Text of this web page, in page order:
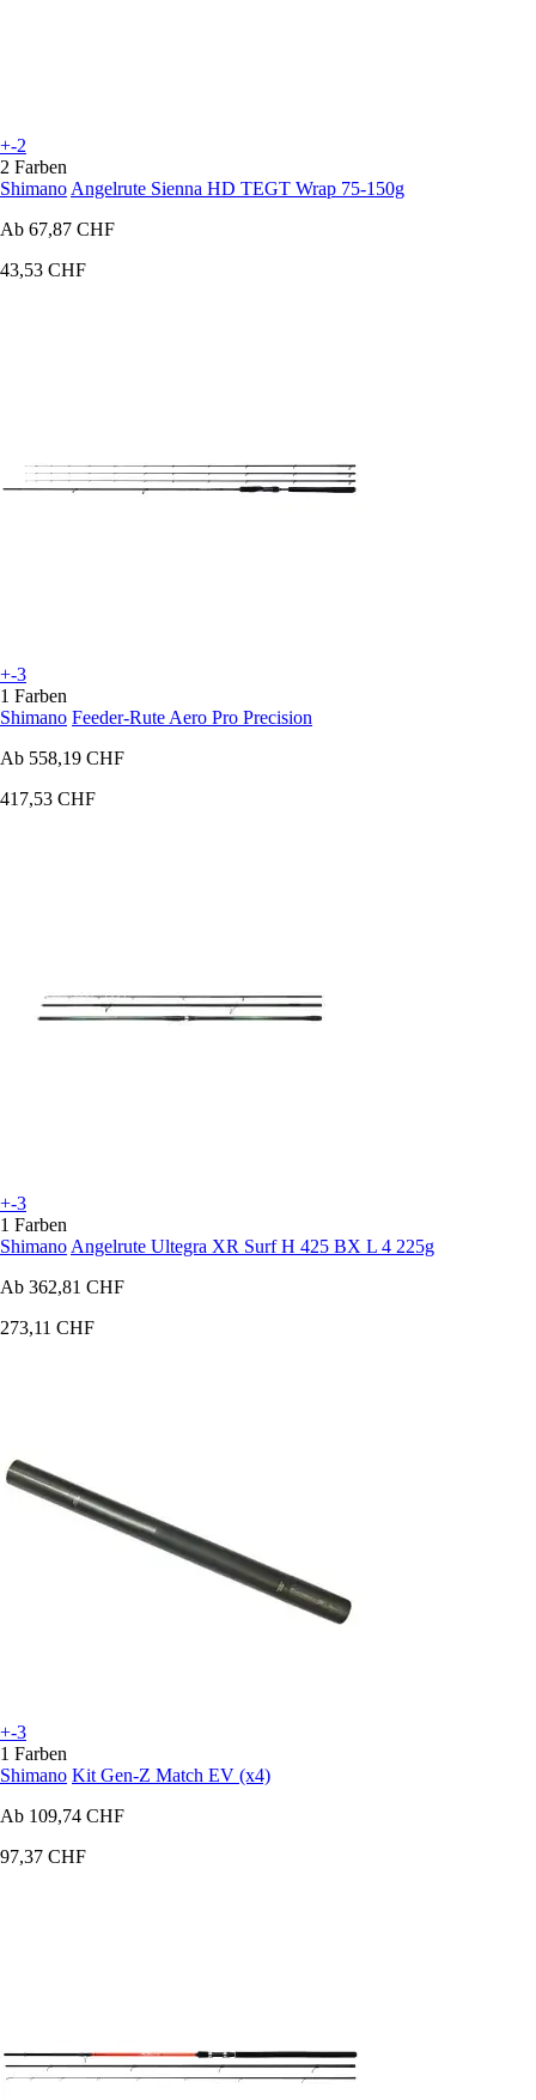
+-2
2 Farben
Shimano Angelrute Sienna HD TEGT Wrap 75-150g
Ab 67,87 CHF
43,53 CHF
+-3
1 Farben
Shimano Feeder-Rute Aero Pro Precision
Ab 558,19 CHF
417,53 CHF
+-3
1 Farben
Shimano Angelrute Ultegra XR Surf H 425 BX L 4 225g
Ab 362,81 CHF
273,11 CHF
+-3
1 Farben
Shimano Kit Gen-Z Match EV (x4)
Ab 109,74 CHF
97,37 CHF